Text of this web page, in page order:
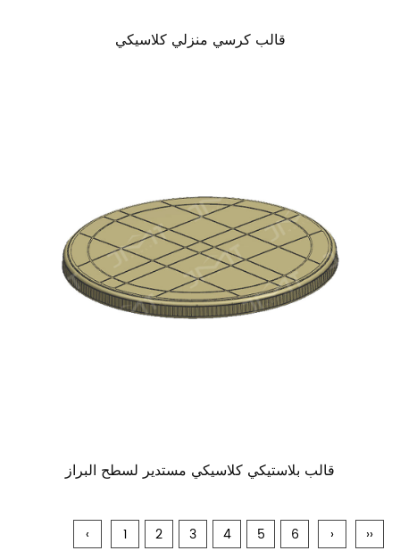
قالب كرسي منزلي كلاسيكي
قالب بلاستيكي كلاسيكي مستدير لسطح البراز
‹ 1 2 3 4 5 6 › ››